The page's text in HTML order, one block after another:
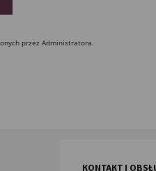
przez Administratora.
KONTAKT I